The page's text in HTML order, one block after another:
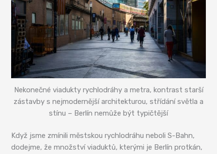
Nekonečné viadukty rychlodráhy a metra, kontrast starší
zástavby s nejmodernější architekturou, střídání světla a
stínu – Berlín nemůže být typičtější
Když jsme zmínili městskou rychlodráhu neboli S-Bahn,
dodejme, že množství viaduktů, kterými je Berlín protkán,